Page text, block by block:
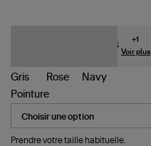
+1
Voir plus
Pointure
Prendre votre taille habituelle.